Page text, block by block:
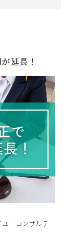
イト
延長！
ーコンサルテ